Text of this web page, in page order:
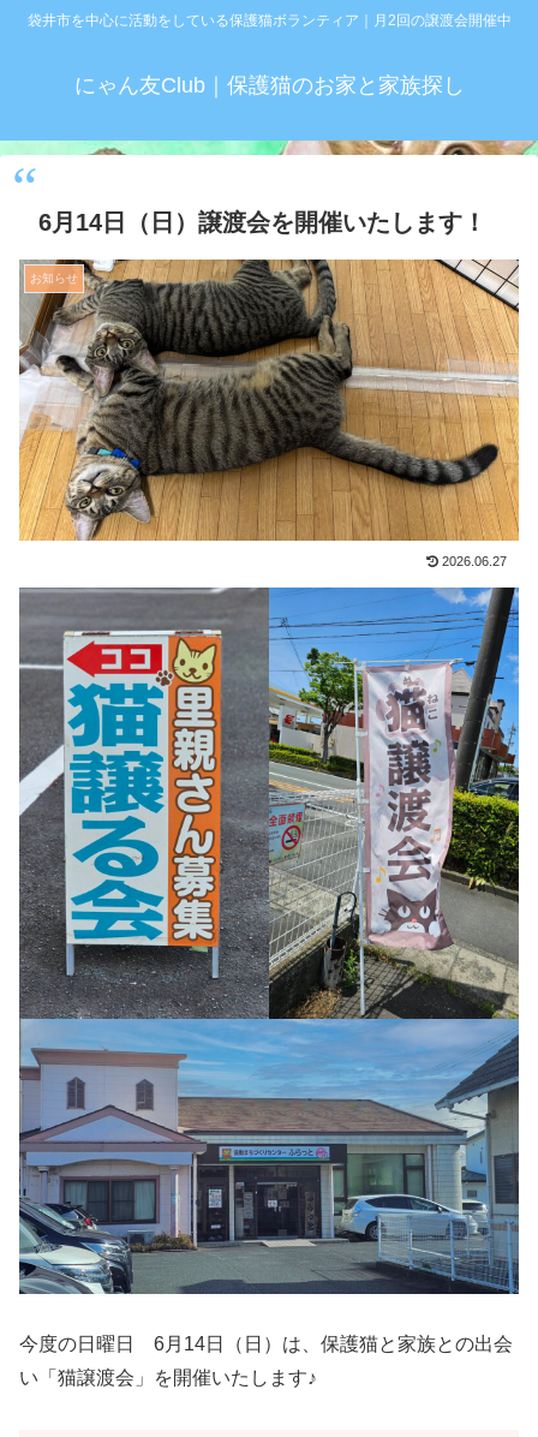
袋井市を中心に活動をしている保護猫ボランティア｜月2回の譲渡会開催中
にゃん友Club｜保護猫のお家と家族探し
6月14日（日）譲渡会を開催いたします！
お知らせ
2026.06.27
今度の日曜日 6月14日（日）は、保護猫と家族との出会
い「猫譲渡会」を開催いたします♪